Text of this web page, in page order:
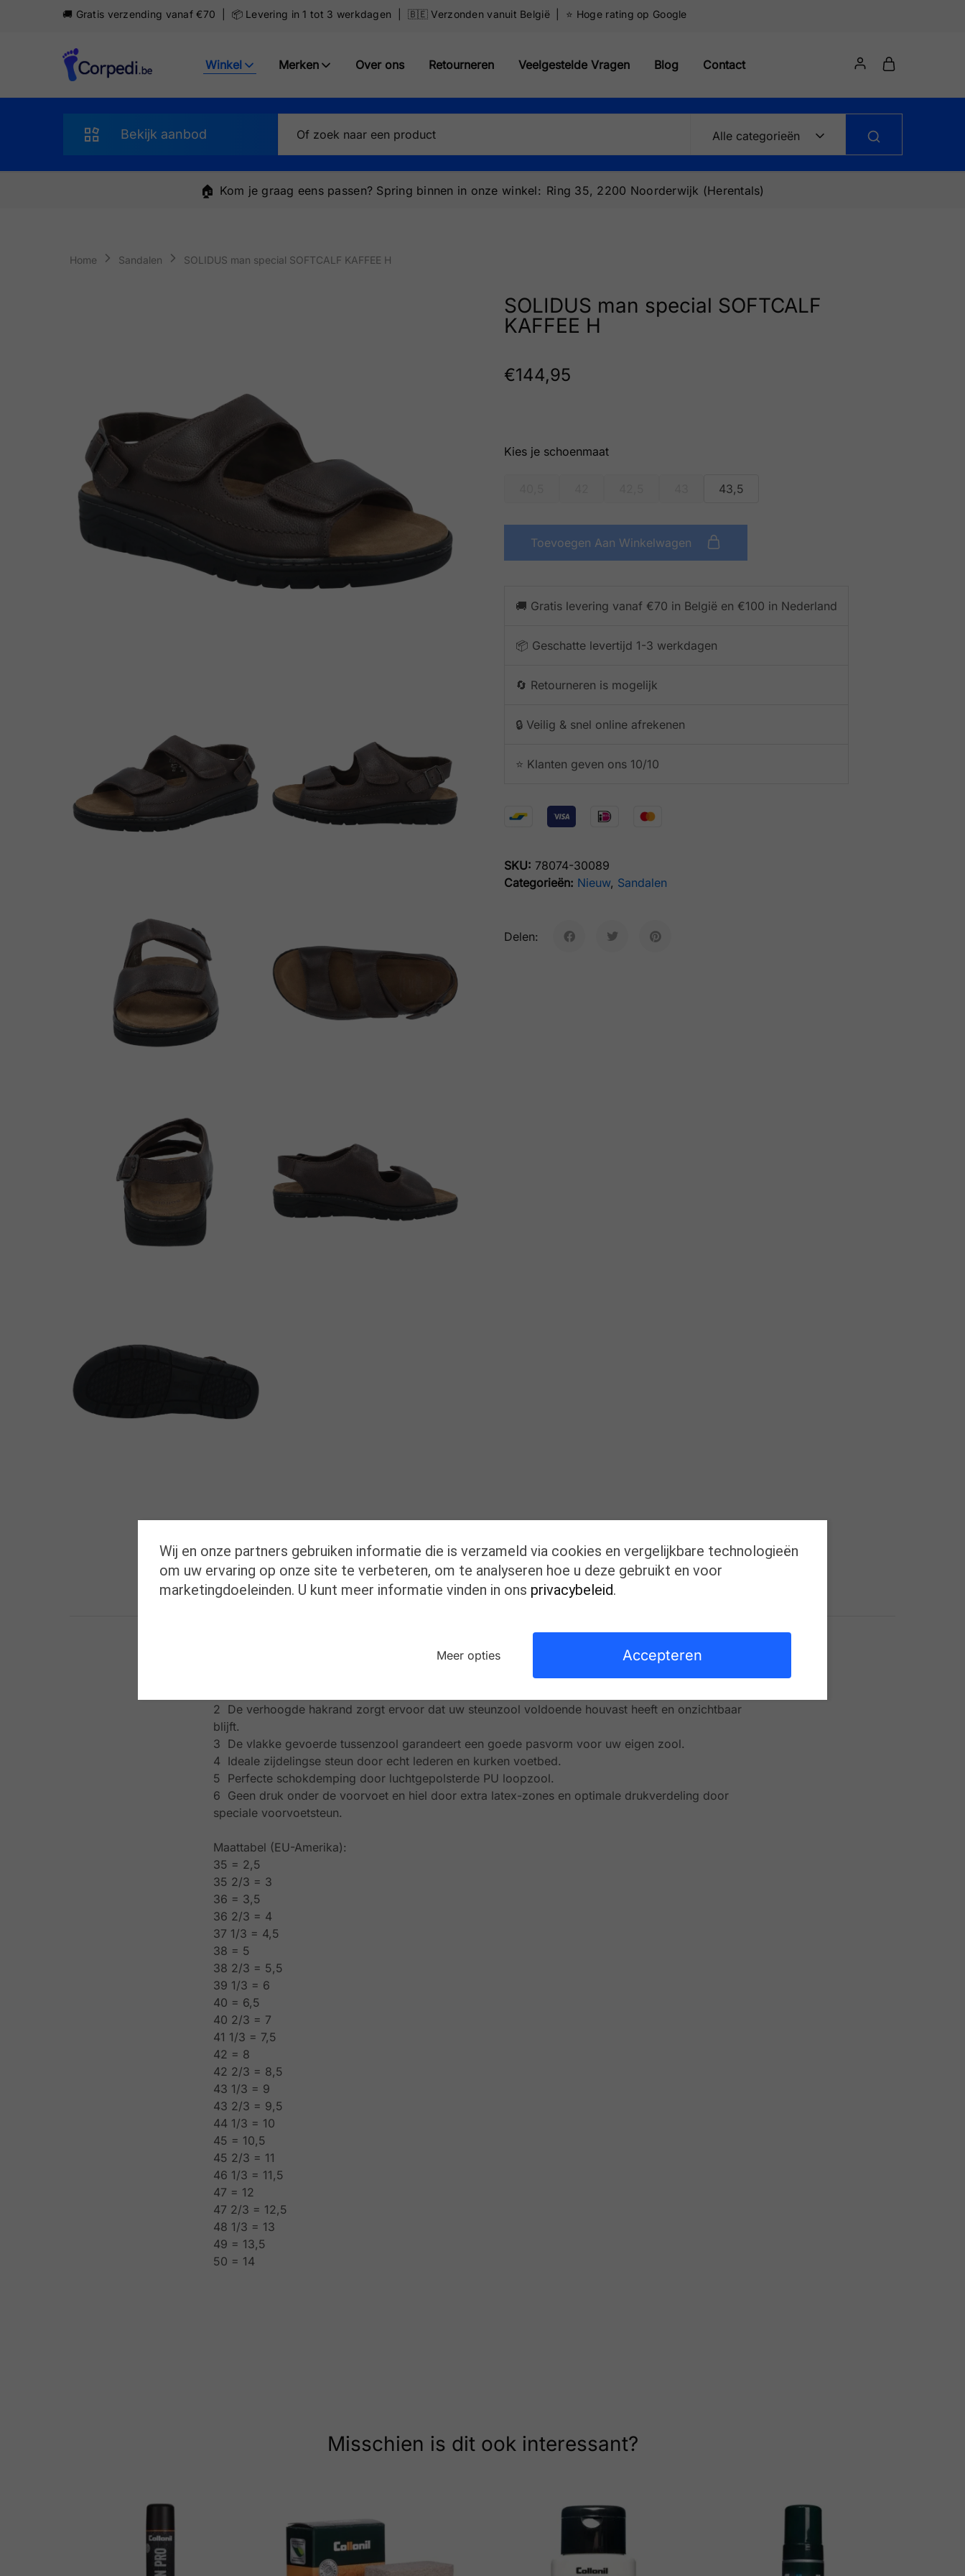
🚚 Gratis verzending vanaf €70 | 📦 Levering in 1 tot 3 werkdagen | 🇧🇪 Verzonden vanuit België | ⭐️ Hoge rating op Google
Corpedi Winkel Merken Over ons Retourneren Veelgestelde Vragen Blog Contact
Bekijk aanbod
Voet- en schoenverzorging
Outlet
Cadeaubon
Alle categorieën
🏠 Kom je graag eens passen? Spring binnen in onze winkel: Ring 35, 2200 Noorderwijk (Herentals)
Home Sandalen SOLIDUS man special SOFTCALF KAFFEE H
SOLIDUS man special SOFTCALF
KAFFEE H
€144,95
schoenmaat
43,5
Toevoegen Aan Winkelwagen
🚚 Gratis levering vanaf €70 in België en €100 in Nederland
📦 Geschatte levertijd 1-3 werkdagen
🔄 Retourneren is mogelijk
🔒 Veilig & snel online afrekenen
⭐️ Klanten geven ons 10/10
SKU: 78074-30089
Categorieën: Nieuw, Sandalen
Delen:
Beoordelingen (0)
2 De verhoogde hakrand zorgt ervoor dat uw steunzool voldoende houvast heeft en onzichtbaar
blijft.
3 De vlakke gevoerde tussenzool garandeert een goede pasvorm voor uw eigen zool.
4 Ideale zijdelingse steun door echt lederen en kurken voetbed.
5 Perfecte schokdemping door luchtgepolsterde PU loopzool.
6 Geen druk onder de voorvoet en hiel door extra latex-zones en optimale drukverdeling door
speciale voorvoetsteun.
Maattabel (EU-Amerika):
35 = 2,5
35 2/3 = 3
36 = 3,5
36 2/3 = 4
37 1/3 = 4,5
38 = 5
38 2/3 = 5,5
39 1/3 = 6
40 = 6,5
40 2/3 = 7
41 1/3 = 7,5
42 = 8
42 2/3 = 8,5
43 1/3 = 9
43 2/3 = 9,5
44 1/3 = 10
45 = 10,5
45 2/3 = 11
46 1/3 = 11,5
47 = 12
47 2/3 = 12,5
48 1/3 = 13
49 = 13,5
50 = 14
Misschien is dit ook interessant?
Wij en onze partners gebruiken informatie die is verzameld via cookies en vergelijkbare technologieën
om uw ervaring op onze site te verbeteren, om te analyseren hoe u deze gebruikt en voor
marketingdoeleinden. U kunt meer informatie vinden in ons privacybeleid.
Meer opties Accepteren